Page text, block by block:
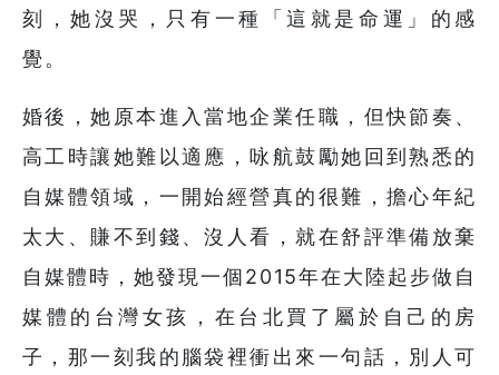
刻，她沒哭，只有一種「這就是命運」的感
覺。
婚後，她原本進入當地企業任職，但快節奏、
高工時讓她難以適應，咏航鼓勵她回到熟悉的
自媒體領域，一開始經營真的很難，擔心年紀
太大、賺不到錢、沒人看，就在舒評準備放棄
自媒體時，她發現一個2015年在大陸起步做自
媒體的台灣女孩，在台北買了屬於自己的房
子，那一刻我的腦袋裡衝出來一句話，別人可